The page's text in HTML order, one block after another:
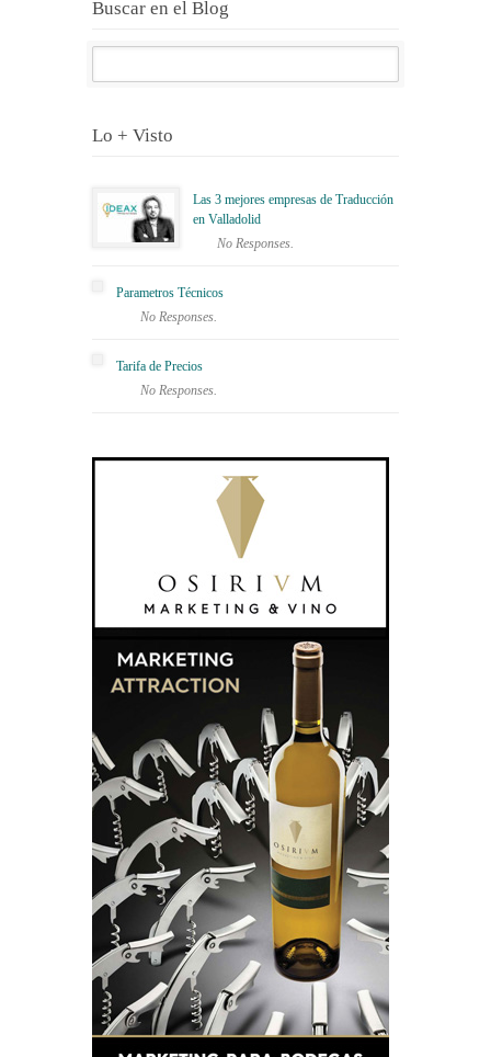
Buscar en el Blog
Lo + Visto
Las 3 mejores empresas de Traducción
en Valladolid
No Responses.
Parametros Técnicos
No Responses.
Tarifa de Precios
No Responses.